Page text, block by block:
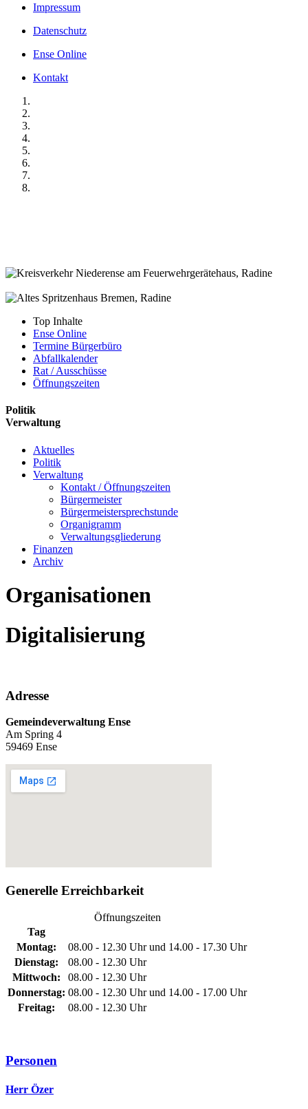
Impressum
Datenschutz
Ense Online
Kontakt
Top Inhalte
Ense Online
Termine Bürgerbüro
Abfallkalender
Rat / Ausschüsse
Öffnungszeiten
Politik
Verwaltung
Aktuelles
Politik
Verwaltung
Kontakt / Öffnungszeiten
Bürgermeister
Bürgermeistersprechstunde
Organigramm
Verwaltungsgliederung
Finanzen
Archiv
Organisationen
Digitalisierung
Adresse
Gemeindeverwaltung Ense
Am Spring 4
59469 Ense
Generelle Erreichbarkeit
Öffnungszeiten
Tag
Montag:
08.00 - 12.30 Uhr und 14.00 - 17.30 Uhr
Dienstag:
08.00 - 12.30 Uhr
Mittwoch:
08.00 - 12.30 Uhr
Donnerstag: 08.00 - 12.30 Uhr und 14.00 - 17.00 Uhr
Freitag:
08.00 - 12.30 Uhr
Personen
Herr Özer